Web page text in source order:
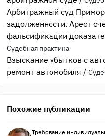
Арбитражный суд
задолженности. Арест
фальсификации
Судебная практика
Взыскание убытков с
ремонт автомобиля /
Похожие публикации
Требование